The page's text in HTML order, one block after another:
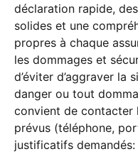
déclaration rapide,
solides et une
propres à chaque
les dommages et
d’éviter d’aggraver
danger ou tout
convient de contacter
prévus (téléphone,
justificatifs